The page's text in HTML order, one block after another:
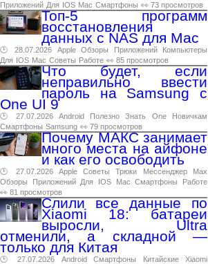
Приложений Для IOS Mac Смартфоны 👀 73 просмотров
Топ-5 программ
восстановления
данных с NAS для Mac
🕑 28.07.2026 Apple Обзоры Приложений
Компьютеры
Для IOS Mac Советы Работе 👀 85 просмотров
Что будет, если
неправильно ввести
пароль на Samsung с
One UI 9
🕑 27.07.2026 Android Полезно Знать One
Новичкам
Смартфоны Samsung 👀 79 просмотров
Почему МАКС занимает
много места на айфоне
и как его освободить
🕑 27.07.2026 Apple Советы Трюки Мессенджер
Max
Обзоры
Приложений Для IOS Mac Смартфоны
Работе
👀 81 просмотров
Слили все данные по
Xiaomi 18: батареи
выросли, Ultra
отменили, а складной —
только для Китая
🕑 27.07.2026 Android Смартфоны Китайские
Xiaomi